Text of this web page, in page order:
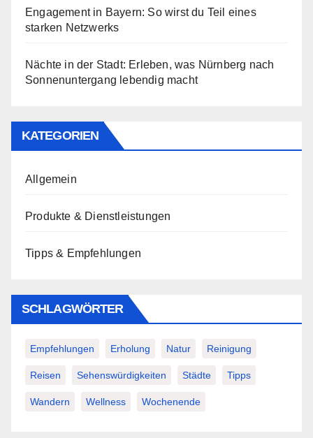
Engagement in Bayern: So wirst du Teil eines
starken Netzwerks
Nächte in der Stadt: Erleben, was Nürnberg nach
Sonnenuntergang lebendig macht
KATEGORIEN
Allgemein
Produkte & Dienstleistungen
Tipps & Empfehlungen
SCHLAGWÖRTER
Empfehlungen Erholung Natur Reinigung
Reisen Sehenswürdigkeiten Städte Tipps
Wandern Wellness Wochenende